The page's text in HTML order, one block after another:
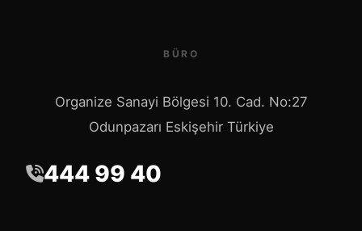
BÜRO
Organize Sanayi Bölgesi 10. Cad. No:27
Odunpazarı Eskişehir Türkiye
444 99 40